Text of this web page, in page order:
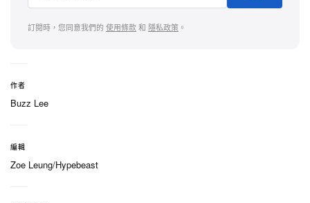
如今，他不再只滿足於作為「冠軍」或「聯名對象」
位封面主題「Made by Ming」之下，他清晰勾勒出
自己從「造路者」、到「創造者」、最終走向
品牌 Süugar 的序幕。
訂閱時，您同意我們的 使用條款和 隱私政策 。
作者
Buzz Lee
編輯
Zoe Leung/Hypebeast